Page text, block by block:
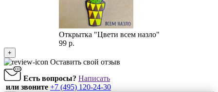
Открытка "Цвети всем назло"
99 р.
+
Оставить свой отзыв
Есть вопросы? Написать
или звоните +7 (495) 120-24-30